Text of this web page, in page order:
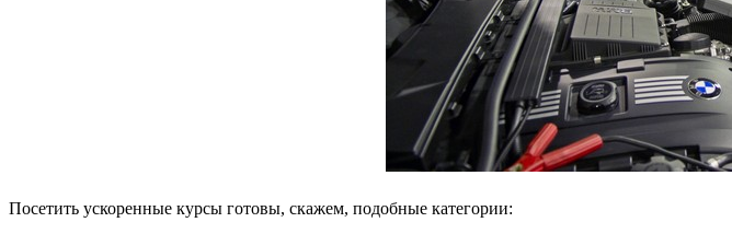
Посетить ускоренные курсы готовы, скажем, подобные категории: